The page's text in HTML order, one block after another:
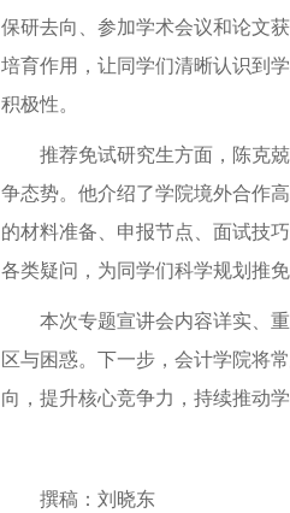
保研去向、参加学术会议和论文
培育作用，让同学们清晰认识到
积极性。
推荐免试研究生方面，陈克
争态势。他介绍了学院境外合作
的材料准备、申报节点、面试技
各类疑问，为同学们科学规划推
本次专题宣讲会内容详实、
区与困惑。下一步，会计学院将
向，提升核心竞争力，持续推动
撰稿：刘晓东